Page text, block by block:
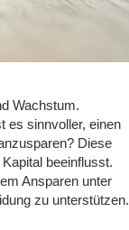
Wachstum.
es sinnvoller, einen
Diese
beeinflusst.
Ansparen unter
zu unterstützen.